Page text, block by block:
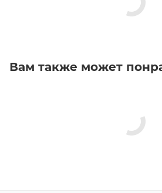
Вам также может